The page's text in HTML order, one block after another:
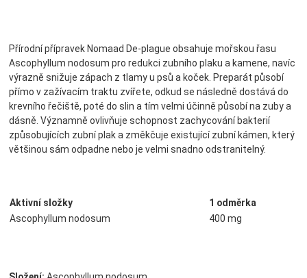
Přírodní přípravek Nomaad De-plague obsahuje mořskou řasu
Ascophyllum nodosum pro redukci zubního plaku a kamene, navíc
výrazně snižuje zápach z tlamy u psů a koček. Preparát působí
přímo v zažívacím traktu zvířete, odkud se následně dostává do
krevního řečiště, poté do slin a tím velmi účinně působí na zuby a
dásně. Významně ovlivňuje schopnost zachycování bakterií
způsobujících zubní plak a změkčuje existující zubní kámen, který
většinou sám odpadne nebo je velmi snadno odstranitelný.
Aktivní složky
1 odměrka
Ascophyllum nodosum
400 mg